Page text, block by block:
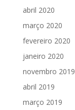
abril 2020
março 2020
fevereiro 2020
janeiro 2020
novembro 2019
abril 2019
março 2019